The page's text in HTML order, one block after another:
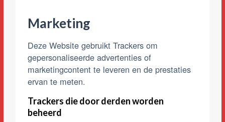
Marketing
Deze Website gebruikt Trackers om
gepersonaliseerde advertenties of
marketingcontent te leveren en de prestaties
ervan te meten.
Trackers die door derden worden
beheerd